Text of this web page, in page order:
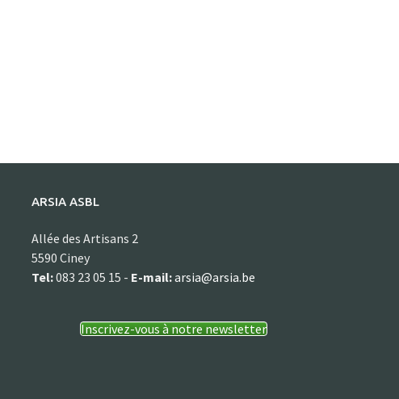
ARSIA ASBL
Allée des Artisans 2
5590 Ciney
Tel:083 23 05 15 - E-mail:arsia@arsia.be
Inscrivez-vous à notre newsletter